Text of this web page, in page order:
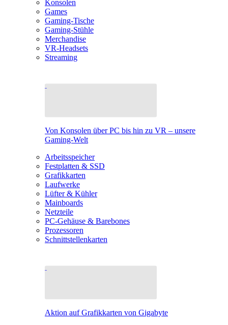
Konsolen
Games
Gaming-Tische
Gaming-Stühle
Merchandise
VR-Headsets
Streaming
Von Konsolen über PC bis hin zu VR – unsere
Gaming-Welt
Arbeitsspeicher
Festplatten & SSD
Grafikkarten
Laufwerke
Lüfter & Kühler
Mainboards
Netzteile
PC-Gehäuse & Barebones
Prozessoren
Schnittstellenkarten
Aktion auf Grafikkarten von Gigabyte